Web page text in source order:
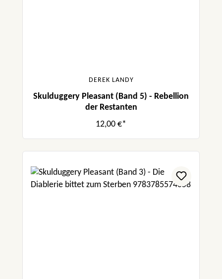
DEREK LANDY
Skulduggery Pleasant (Band 5) - Rebellion
der Restanten
12,00 €*